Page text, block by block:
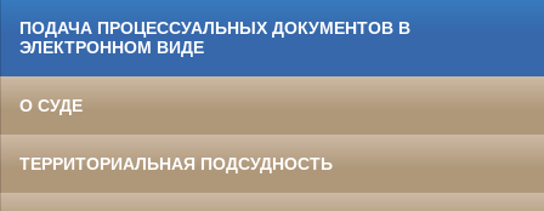
ПОДАЧА ПРОЦЕССУАЛЬНЫХ ДОКУМЕНТОВ В
ЭЛЕКТРОННОМ ВИДЕ
О СУДЕ
ТЕРРИТОРИАЛЬНАЯ ПОДСУДНОСТЬ